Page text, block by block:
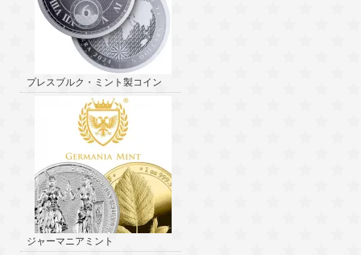
プレスブルク・ミント製コイン
ジャーマニアミント